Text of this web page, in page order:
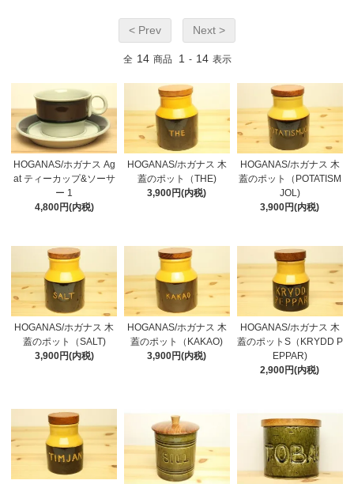
< Prev Next >
全 14 商品 1 - 14 表示
HOGANAS/ホガナス Ag
at ティーカップ&ソーサ
ー 1
4,800円(内税)
HOGANAS/ホガナス 木
蓋のポット（THE)
3,900円(内税)
HOGANAS/ホガナス 木
蓋のポット（POTATISM
JOL)
3,900円(内税)
HOGANAS/ホガナス 木
蓋のポット（SALT)
3,900円(内税)
HOGANAS/ホガナス 木
蓋のポット（KAKAO)
3,900円(内税)
HOGANAS/ホガナス 木
蓋のポットS（KRYDD P
EPPAR)
2,900円(内税)